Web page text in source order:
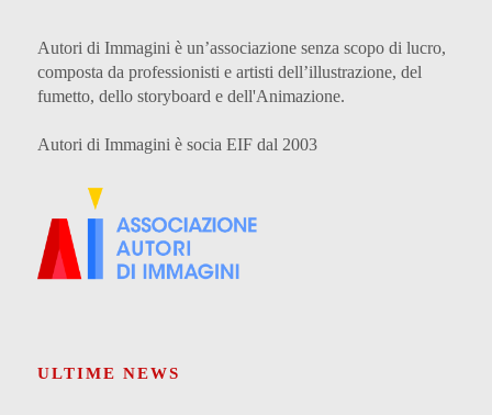
Autori di Immagini è un’associazione senza scopo di lucro,
composta da professionisti e artisti dell’illustrazione, del
fumetto, dello storyboard e dell'Animazione.
Autori di Immagini è socia EIF dal 2003
ULTIME NEWS